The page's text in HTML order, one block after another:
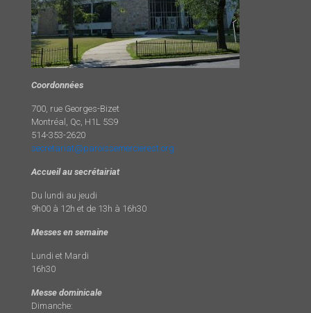
Coordonnées
700, rue Georges-Bizet
Montréal, Qc, H1L 5S9
514-353-2620
secretariat@paroissemercierest.org
Accueil au secrétairiat
Du lundi au jeudi
9h00 à 12h et de 13h à 16h30
Messes en semaine
Lundi et Mardi
16h30
Messe dominicale
Dimanche: